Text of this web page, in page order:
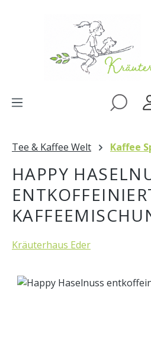
Tee & Kaffee Welt Kaffee
HAPPY
Kräuterhaus Eder
Bildergalerie überspringen